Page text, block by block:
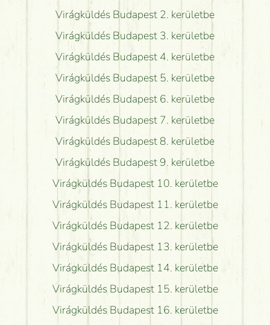
Virágküldés Budapest 2. kerületbe
Virágküldés Budapest 3. kerületbe
Virágküldés Budapest 4. kerületbe
Virágküldés Budapest 5. kerületbe
Virágküldés Budapest 6. kerületbe
Virágküldés Budapest 7. kerületbe
Virágküldés Budapest 8. kerületbe
Virágküldés Budapest 9. kerületbe
Virágküldés Budapest 10. kerületbe
Virágküldés Budapest 11. kerületbe
Virágküldés Budapest 12. kerületbe
Virágküldés Budapest 13. kerületbe
Virágküldés Budapest 14. kerületbe
Virágküldés Budapest 15. kerületbe
Virágküldés Budapest 16. kerületbe